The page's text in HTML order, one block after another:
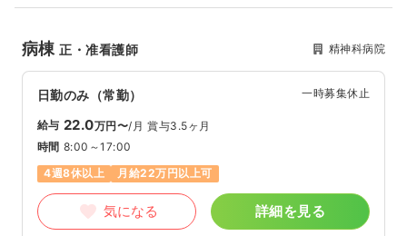
病棟正・准看護師 精神科病院
日勤のみ（常勤） 一時募集休止
給与 22.0万円〜/月 賞与3.5ヶ月
時間 8:00～17:00
4週8休以上
月給22万円以上可
気になる 詳細を見る